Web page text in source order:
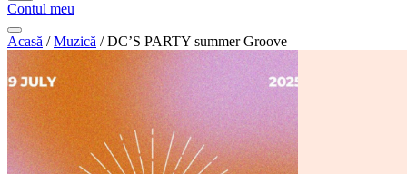
Contul meu
Acasă / Muzică / DC’S PARTY summer Groove